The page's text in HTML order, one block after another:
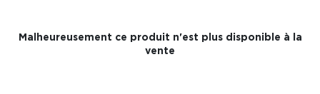
Malheureusement ce produit n'est plus disponible à la
vente